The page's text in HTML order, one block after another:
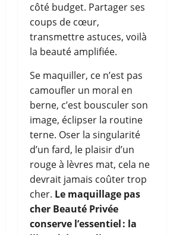
côté budget. Partager ses
coups de cœur,
transmettre astuces, voilà
la beauté amplifiée.
Se maquiller, ce n’est pas
camoufler un moral en
berne, c’est bousculer son
image, éclipser la routine
terne. Oser la singularité
d’un fard, le plaisir d’un
rouge à lèvres mat, cela ne
devrait jamais coûter trop
cher. Le maquillage pas
cher Beauté Privée
conserve l’essentiel : la